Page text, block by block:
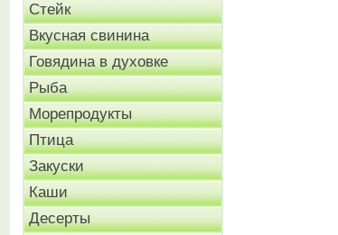
Стейк
Вкусная свинина
Говядина в духовке
Рыба
Морепродукты
Птица
Закуски
Каши
Десерты